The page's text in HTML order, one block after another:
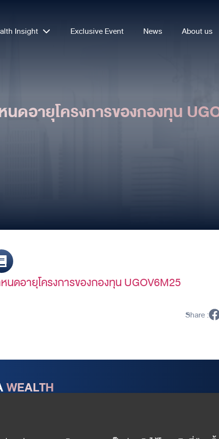
Insight Exclusive Event News About us
ดอายุโครงการของกองทุน
นดอายุโครงการของกองทุน UGOV6M25
Share :
WEALTH
999/9 The Offices at